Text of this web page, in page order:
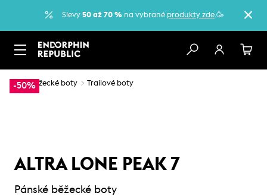
Slevy 50 až 70 % na vybrané produkty zde.🥳
-50%
… Běžecké boty Trailové boty
ALTRA LONE PEAK 7
Pánské běžecké boty